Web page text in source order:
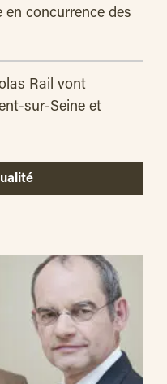
en concurrence des
Rail vont
sur-Seine et